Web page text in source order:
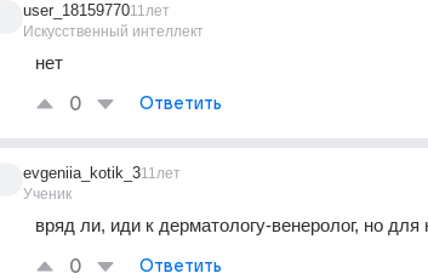
user_18159770
Искусственный интеллект
11лет
нет
0 Ответить
evgeniia_kotik_3
Ученик
11лет
вряд ли, иди к дерматологу-венеролог, но
0 Ответить